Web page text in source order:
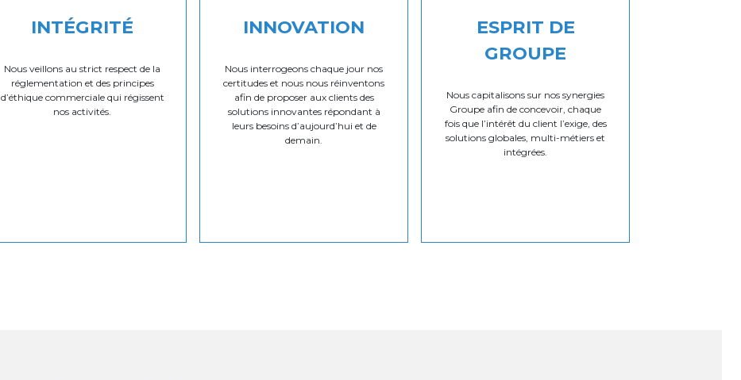
INTÉGRITÉ
Nous veillons au strict respect de la
réglementation et des principes
d’éthique commerciale qui régissent
nos activités.
INNOVATION
Nous interrogeons chaque jour nos
certitudes et nous nous réinventons
afin de proposer aux clients des
solutions innovantes répondant à
leurs besoins d’aujourd’hui et de
demain.
ESPRIT DE
GROUPE
Nous capitalisons sur nos synergies
Groupe afin de concevoir, chaque
fois que l’intérêt du client l’exige, des
solutions globales, multi-métiers et
intégrées.